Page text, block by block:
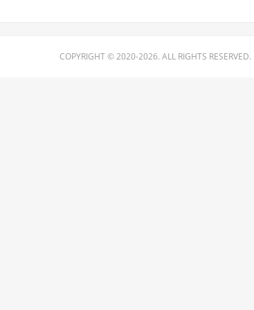
COPYRIGHT © 2020-2026. ALL RIGHTS RESERVED.